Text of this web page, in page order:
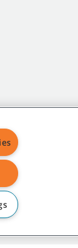
|
o controladas.